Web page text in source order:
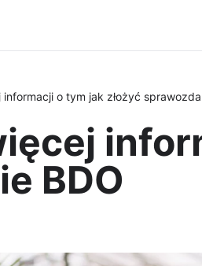
o tym jak złożyć
BDO